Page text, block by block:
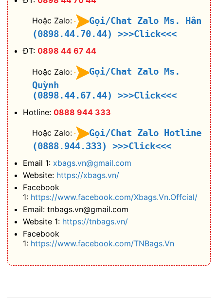
Hoặc Zalo:
Gọi/Chat Zalo Ms. Hân
(0898.44.70.44)
>>>Click<<<
ĐT: 0898 44 67 44
Hoặc Zalo:
Gọi/Chat Zalo Ms.
Quỳnh
(0898.44.67.44)
>>>Click<<<
Hotline: 0888 944 333
Hoặc Zalo:
Gọi/Chat Zalo Hotline
(0888.944.333)
>>>Click<<<
Email 1: xbags.vn@gmail.com
Website: https://xbags.vn/
Facebook
1: https://www.facebook.com/Xbags.Vn.Offcial/
Email: tnbags.vn@gmail.com
Website 1: https://tnbags.vn/
Facebook
1: https://www.facebook.com/TNBags.Vn